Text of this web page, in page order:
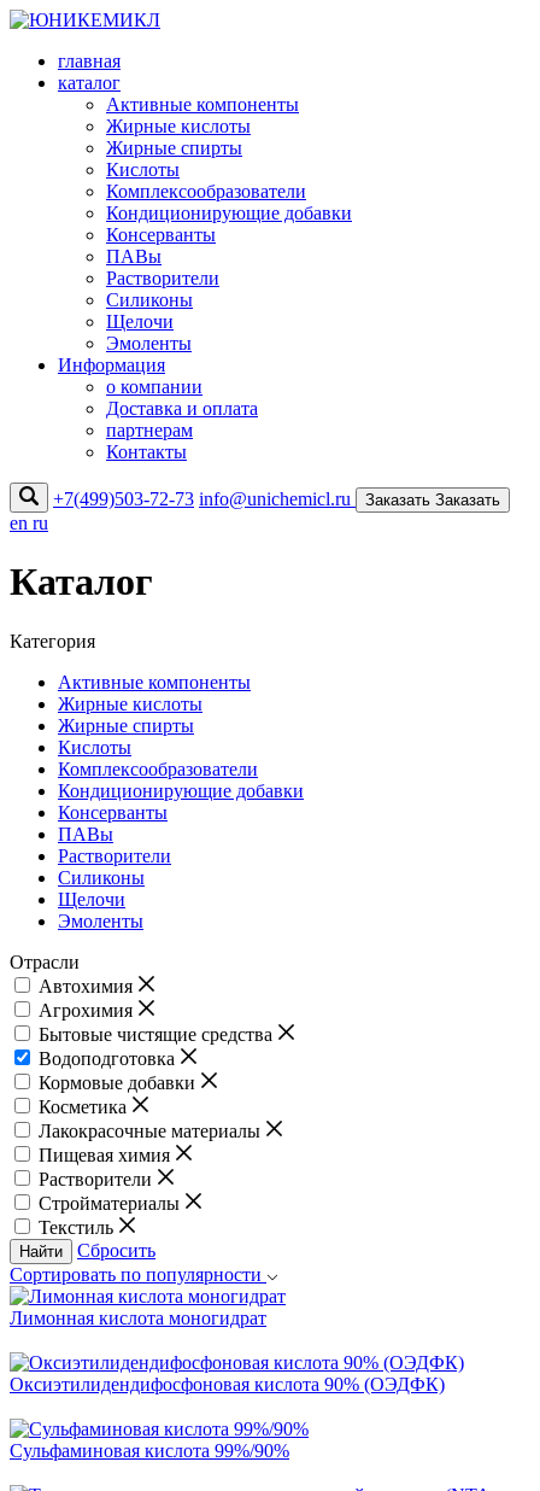
главная
каталог
Активные компоненты
Жирные кислоты
Жирные спирты
Кислоты
Комплексообразователи
Кондиционирующие добавки
Консерванты
ПАВы
Растворители
Силиконы
Щелочи
Эмоленты
Информация
о компании
Доставка и оплата
партнерам
Контакты
+7(499)503-72-73 info@unichemicl.ru Заказать Заказать
en ru
Каталог
Категория
Активные компоненты
Жирные кислоты
Жирные спирты
Кислоты
Комплексообразователи
Кондиционирующие добавки
Консерванты
ПАВы
Растворители
Силиконы
Щелочи
Эмоленты
Отрасли
Автохимия
Агрохимия
Бытовые чистящие средства
Водоподготовка
Кормовые добавки
Косметика
Лакокрасочные материалы
Пищевая химия
Растворители
Стройматериалы
Текстиль
Найти
Сбросить
Сортировать по популярности
Лимонная кислота моногидрат
Оксиэтилидендифосфоновая кислота 90% (ОЭДФК)
Сульфаминовая кислота 99%/90%